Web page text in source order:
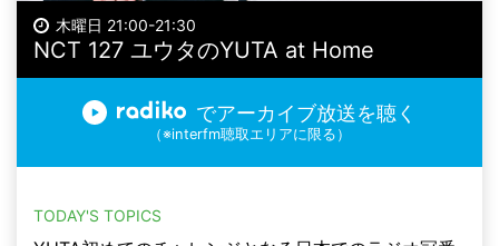
木曜日 21:00-21:30
NCT 127 ユウタのYUTA at Home
でアーカイブ放送を聴く
（※interfm聴取エリアに限る）
TODAY'S TOPICS